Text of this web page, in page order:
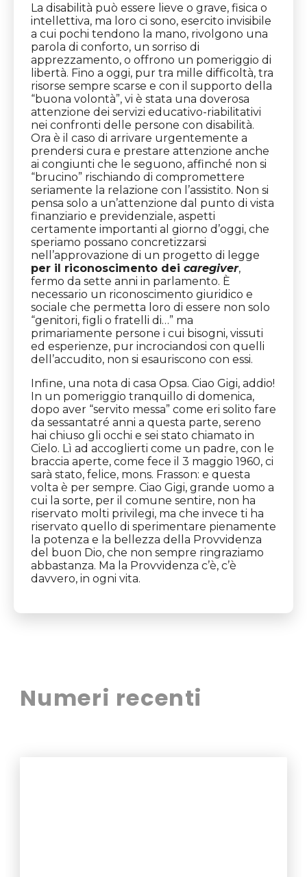
La disabilità può essere lieve o grave, fisica o
intellettiva, ma loro ci sono, esercito invisibile
a cui pochi tendono la mano, rivolgono una
parola di conforto, un sorriso di
apprezzamento, o offrono un pomeriggio di
libertà. Fino a oggi, pur tra mille difficoltà, tra
risorse sempre scarse e con il supporto della
“buona volontà”, vi è stata una doverosa
attenzione dei servizi educativo-riabilitativi
nei confronti delle persone con disabilità.
Ora è il caso di arrivare urgentemente a
prendersi cura e prestare attenzione anche
ai congiunti che le seguono, affinché non si
“brucino” rischiando di compromettere
seriamente la relazione con l’assistito. Non si
pensa solo a un’attenzione dal punto di vista
finanziario e previdenziale, aspetti
certamente importanti al giorno d’oggi, che
speriamo possano concretizzarsi
nell’approvazione di un progetto di legge
per il riconoscimento dei caregiver,
fermo da sette anni in parlamento. È
necessario un riconoscimento giuridico e
sociale che permetta loro di essere non solo
“genitori, figli o fratelli di…” ma
primariamente persone i cui bisogni, vissuti
ed esperienze, pur incrociandosi con quelli
dell’accudito, non si esauriscono con essi.
Infine, una nota di casa Opsa. Ciao Gigi, addio!
In un pomeriggio tranquillo di domenica,
dopo aver “servito messa” come eri solito fare
da sessantatré anni a questa parte, sereno
hai chiuso gli occhi e sei stato chiamato in
Cielo. Lì ad accoglierti come un padre, con le
braccia aperte, come fece il 3 maggio 1960, ci
sarà stato, felice, mons. Frasson: e questa
volta è per sempre. Ciao Gigi, grande uomo a
cui la sorte, per il comune sentire, non ha
riservato molti privilegi, ma che invece ti ha
riservato quello di sperimentare pienamente
la potenza e la bellezza della Provvidenza
del buon Dio, che non sempre ringraziamo
abbastanza. Ma la Provvidenza c’è, c’è
davvero, in ogni vita.
Numeri recenti